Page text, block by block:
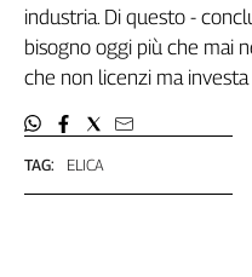
Idea
Diffusa
InFlai
Le
trasmissioni
TAG: ELICA
industria. Di questo -
bisogno oggi più che mai
che non licenzi ma